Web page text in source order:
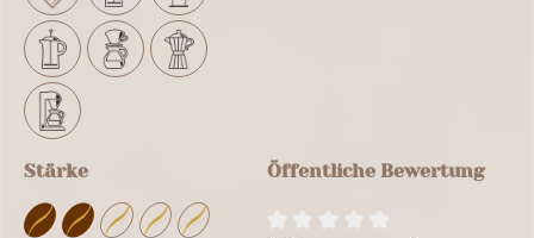
Stärke Öffentliche Bewertung